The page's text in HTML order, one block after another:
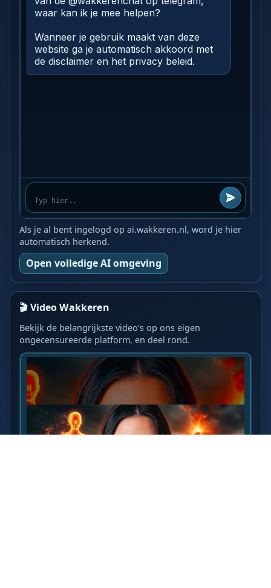
Als je al bent ingelogd op ai.wakkeren.nl, word je hier
automatisch herkend.
Open volledige AI omgeving
🎬 Video Wakkeren
Bekijk de belangrijkste video’s op ons eigen
ongecensureerde platform, en deel rond.